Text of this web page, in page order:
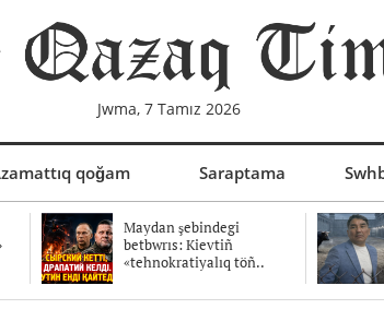
Jwma, 7 Tamız 2026
qoğam Saraptama
Maydan şebindegi
betbwrıs: Kievtiñ
«tehnokratiyalıq töñ..